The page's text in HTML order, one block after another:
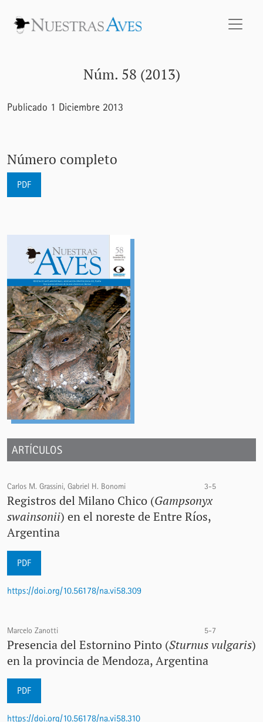
Núm. 58 (2013)
Publicado 1 Diciembre 2013
Número completo
PDF
ARTÍCULOS
Carlos M. Grassini, Gabriel H. Bonomi 3-5
Registros del Milano Chico (Gampsonyx
swainsonii) en el noreste de Entre Ríos,
Argentina
PDF
https://doi.org/10.56178/na.vi58.309
Marcelo Zanotti 5-7
Presencia del Estornino Pinto (Sturnus vulgaris)
en la provincia de Mendoza, Argentina
PDF
https://doi.org/10.56178/na.vi58.310